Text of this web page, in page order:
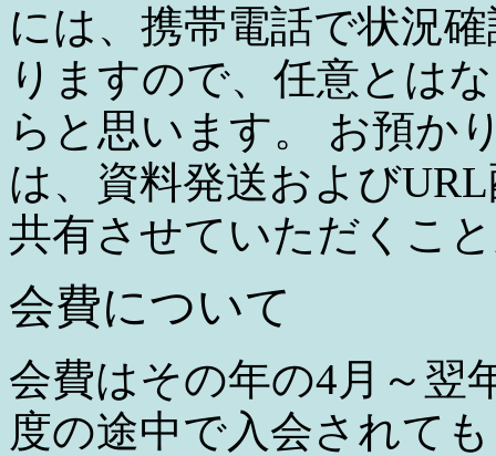
には、携帯電話で状況
りますので、任意とは
らと思います。 お預か
は、資料発送および
共有させていただくこ
会費について
会費はその年の4月～翌
度の途中で入会されて